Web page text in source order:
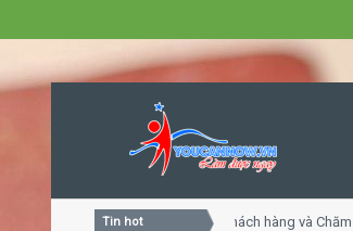
Tin hot
Khóa học Tư duy dịch vụ khách hàng và Chăm